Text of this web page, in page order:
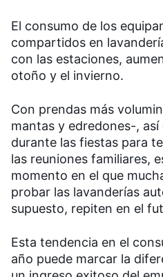
El consumo de los
compartidos en
con las estaciones,
otoño y el invierno.
Con prendas más
mantas y edredones-,
durante las fiestas para
las reuniones familiares,
momento en el que
probar las lavanderías
supuesto, repiten en el
Esta tendencia en el
año puede marcar la